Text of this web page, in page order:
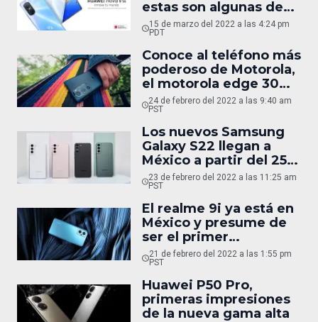
estas son algunas de
sus características
15 de marzo del 2022 a las 4:24 pm
PDT
Conoce al teléfono más
poderoso de Motorola,
el motorola edge 30
pro
24 de febrero del 2022 a las 9:40 am
PST
Los nuevos Samsung
Galaxy S22 llegan a
México a partir del 25
de febrero en preventa
23 de febrero del 2022 a las 11:25 am
PST
El realme 9i ya está en
México y presume de
ser el primer
smartphone con el
chipset Snapdragon
680 de 6 nanómetros
21 de febrero del 2022 a las 1:55 pm
PST
Huawei P50 Pro,
primeras impresiones
de la nueva gama alta